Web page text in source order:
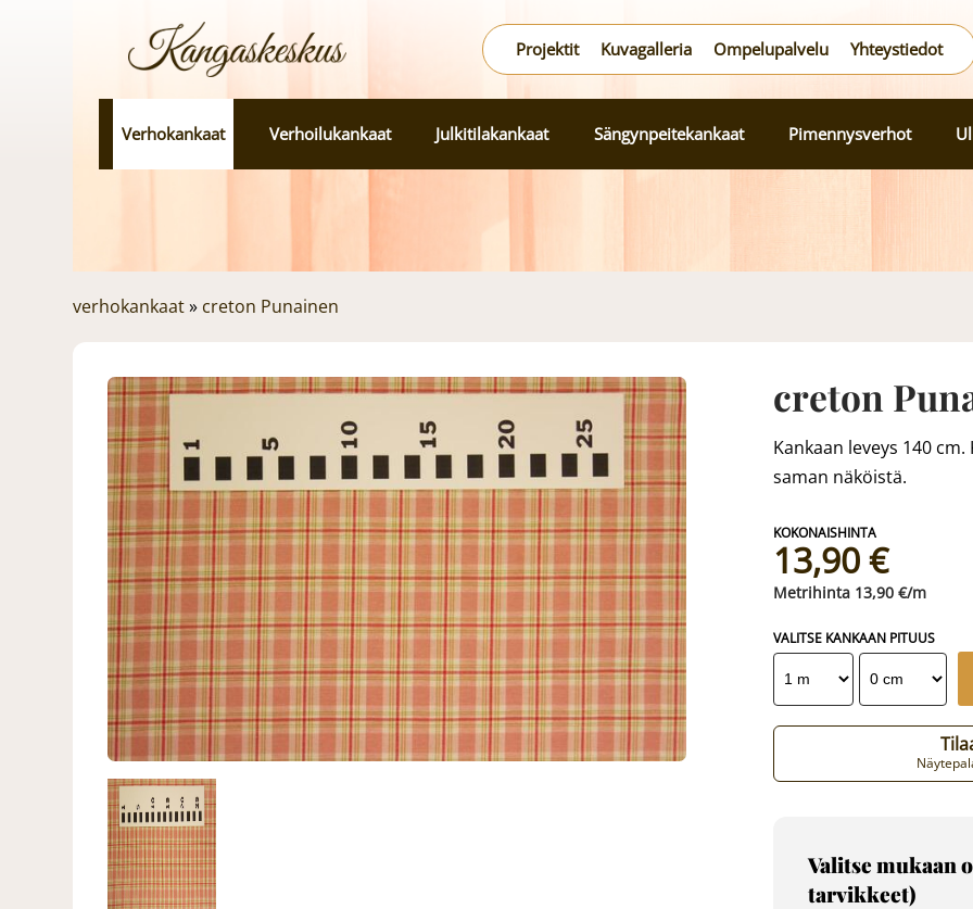
Projektit Kuvagalleria Ompelupalvelu Yhteystiedot
Verhokankaat Verhoilukankaat Julkitilakankaat Sängynpeitekankaat Pimennysverhot
verhokankaat» creton Punainen
creton
Kankaan leveys 140
saman näköistä.
13,90 €
13,90 €/m
VALITSE KANKAAN PITUUS
Valitse mukaan
tarvikkeet)